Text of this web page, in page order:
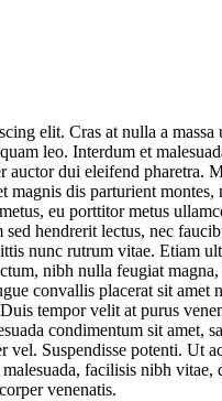
elit. Cras at nulla a
leo. Interdum et
auctor dui eleifend
dis parturient
eu porttitor metus
hendrerit lectus, nec
nunc rutrum vitae. Etiam
nibh nulla feugiat
convallis placerat sit
tempor velit at purus
condimentum sit amet,
Suspendisse potenti. Ut
facilisis nibh
venenatis.